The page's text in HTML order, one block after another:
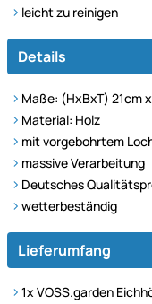
leicht zu reinigen
Details
Maße: (HxBxT) 21cm
Material: Holz
mit vorgebohrtem
massive Verarbeitung
Deutsches
wetterbeständig
Lieferumfang
1x VOSS.garden